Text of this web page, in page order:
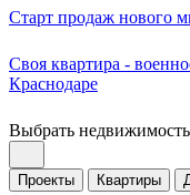
Старт продаж нового
Своя квартира -
Краснодаре
Выбрать недвижимость
Проекты Квартиры